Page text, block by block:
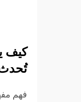
تُحدث
فهم